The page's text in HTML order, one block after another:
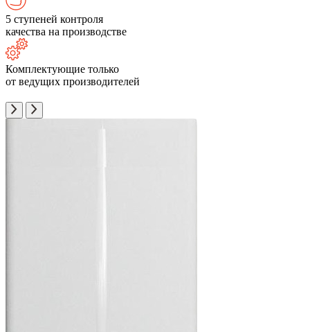
5 ступеней контроля
качества на производстве
Комплектующие только
от ведущих производителей